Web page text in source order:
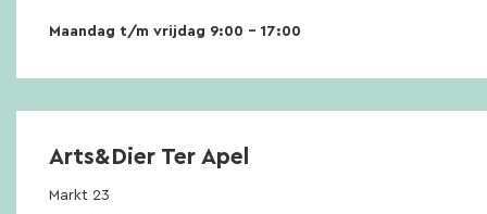
Maandag t/m vrijdag 9:00 – 17:00
Arts&Dier Ter Apel
Markt 23